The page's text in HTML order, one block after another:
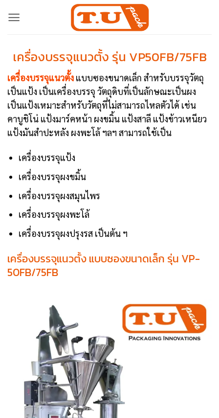
เครื่องบรรจุแนวตั้ง รุ่น VP50FB/75FB
เครื่องบรรจุแนวตั้ง แบบซองขนาดเล็ก สำหรับบรรจุวัตถุ
เป็นแป้ง เป็นเครื่องบรรจุ วัตถุดิบที่เป็นลักษณะเป็นผง
เป็นแป้งเหมาะสำหรับวัตถุที่ไม่สามารถไหลตัวได้ เช่น
คาบูชิโน่ แป้งมาร์คหน้า ผงขมิ้น แป้งสาลี แป้งข้าวเหนียว
แป้งมันสำปะหลัง ผงพะโล้ ฯลฯ สามารถใช้เป็น
เครื่องบรรจุแป้ง
เครื่องบรรจุผงขมิ้น
เครื่องบรรจุผงสมุนไพร
เครื่องบรรจุผงพะโล้
เครื่องบรรจุผงปรุงรส เป็นต้น ฯ
เครื่องบรรจุแนวตั้ง แบบซองขนาดเล็ก รุ่น VP-
50FB/75FB